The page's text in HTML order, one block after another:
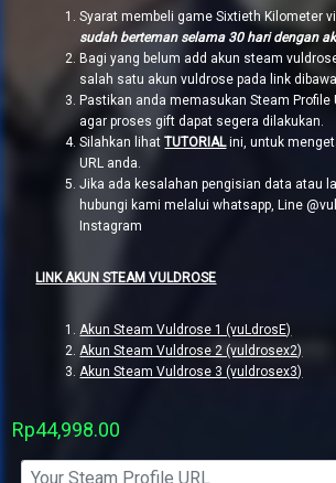
Syarat membeli game Sixtieth Kilometer
sudah berteman selama 30 hari dengan
Bagi yang belum add akun steam
salah satu akun vuldrose pada link
Pastikan anda memasukan Steam Profile
agar proses gift dapat segera dilakukan.
Silahkan lihatTUTORIALini, untuk
URL anda.
Jika ada kesalahan pengisian data atau
hubungi kami melalui whatsapp, Line
Instagram
LINK AKUN STEAM VULDROSE
Akun Steam Vuldrose 1 (vuLdrosE)
Akun Steam Vuldrose 2 (vuldrosex2)
Akun Steam Vuldrose 3 (vuldrosex3)
Rp44,998.00